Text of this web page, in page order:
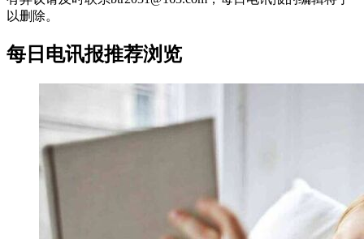
以删除。
每日电讯报推荐浏览